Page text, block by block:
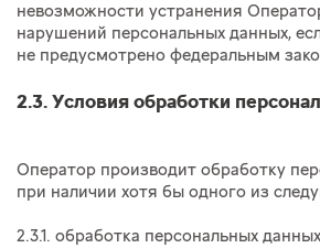
невозможности устранения
нарушений персональных данных,
не предусмотрено федеральным
2.3. Условия обработки
Оператор производит обработку
при наличии хотя бы одного из
2.3.1. обработка персональных